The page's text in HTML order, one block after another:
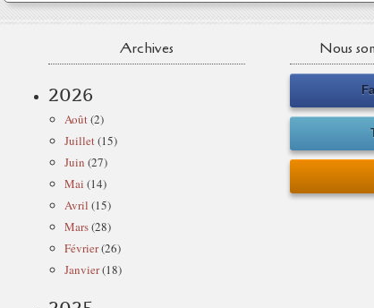
Archives
2026
Août(2)
Juillet(15)
Juin (27)
Mai (14)
Avril (15)
Mars(28)
Février(26)
Janvier(18)
Nous